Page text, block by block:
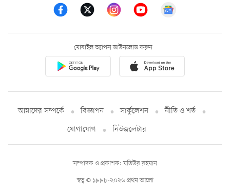
মোবাইল অ্যাপস ডাউনলোড করুন
আমাদের সম্পর্কে বিজ্ঞাপন সার্কুলেশন
নীতি ও শর্ত
যোগাযোগ
নিউজলেটার
স্বত্ব © ১৯৯৮-২০২৬ প্রথম আলো
সম্পাদক ও প্রকাশক: মতিউর রহমান